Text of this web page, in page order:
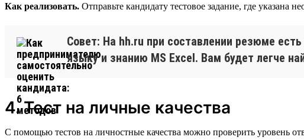
Как реализовать. Отправьте кандидату тестовое задание, где указана
Совет: На hh.ru при составлении резюме
языку и знанию MS Excel. Вам будет легче
4. Тест на личные качества
С помощью тестов на личностные качества можно проверить уровень